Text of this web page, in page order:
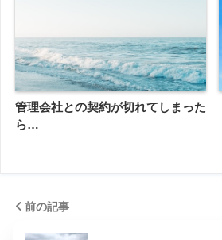
管理会社との契約が切れてしまった
ら…
前の記事